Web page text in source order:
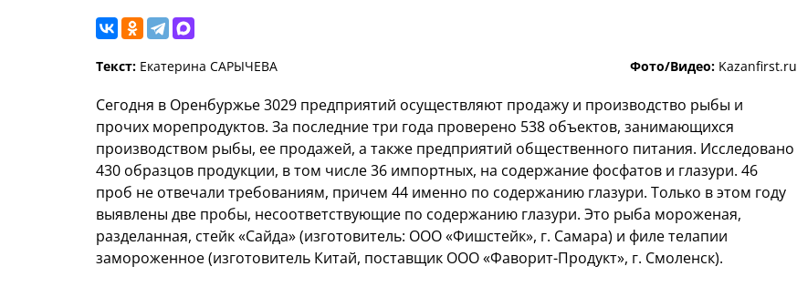
Текст: Екатерина САРЫЧЕВА Фото/Видео: Kazanfirst.ru
Сегодня в Оренбуржье 3029 предприятий осуществляют продажу и производство рыбы и
прочих морепродуктов. За последние три года проверено 538 объектов, занимающихся
производством рыбы, ее продажей, а также предприятий общественного питания. Исследовано
430 образцов продукции, в том числе 36 импортных, на содержание фосфатов и глазури. 46
проб не отвечали требованиям, причем 44 именно по содержанию глазури. Только в этом году
выявлены две пробы, несоответствующие по содержанию глазури. Это рыба мороженая,
разделанная, стейк «Сайда» (изготовитель: ООО «Фишстейк», г. Самара) и филе телапии
замороженное (изготовитель Китай, поставщик ООО «Фаворит-Продукт», г. Смоленск).